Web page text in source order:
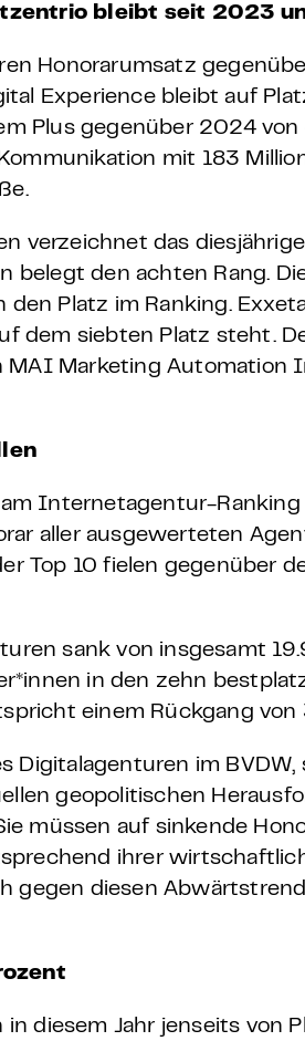
bleibt seit 2023
Honorarumsatz
Experience bleibt auf
Plus gegenüber 2024
mit 183
verzeichnet das
belegt den achten Rang.
den Platz im Ranking.
dem siebten Platz steht.
MAI Marketing Automation
Internetagentur-
aller ausgewerteten
Top 10 fielen gegenüber
sank von insgesamt
in den zehn
einem Rückgang von
Digitalagenturen im BVDW,
geopolitischen
müssen auf sinkende
ihrer
gegen diesen
diesem Jahr jenseits von